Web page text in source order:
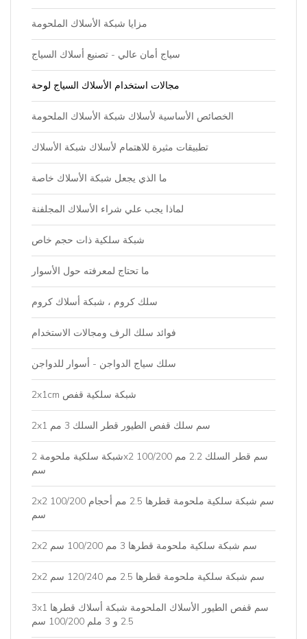
مزايا شبكة الأسلاك الملحومة
سياج أمان عالي - تصنيع أسلاك السياج
مجالات استخدام الأسلاك السياج لوحة
الخصائص الأساسية لأسلاك شبكة الأسلاك الملحومة
تطبيقات مثيرة للاهتمام لأسلاك شبكة الأسلاك
ما الذي يجعل شبكة الأسلاك خاصة
لماذا يجب علي شراء الأسلاك المجلفنة
شبكة سلكية ذات حجم خاص
ما تحتاج لمعرفته حول الأسوار
سلك كروم ، شبكة أسلاك كروم
فوائد سلك الرف ومجالات الاستخدام
سلك سياج الدواجن - أسوار للدواجن
2x1cm شبكة سلكية قفص
2x1 سم سلك قفص الطيور قطر السلك 3 مم
شبكة سلكية ملحومة 2x2 سم قطر السلك 2.2 مم 100/200
سم
2x2 سم شبكة سلكية ملحومة قطرها 2.5 مم أحجام 100/200
سم
2x2 سم شبكة سلكية ملحومة قطرها 3 مم 100/200 سم
2x2 سم شبكة سلكية ملحومة قطرها 2.5 مم 120/240 سم
3x1 سم قفص الطيور الأسلاك الملحومة شبكة أسلاك قطرها
2.5 و 3 ملم 100/200 سم